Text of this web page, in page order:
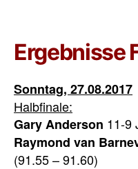
Ergebnisse
Sonntag, 27.08.2017
Halbfinale:
Gary Anderson 11-9
Raymond van
(91.55 – 91.60)